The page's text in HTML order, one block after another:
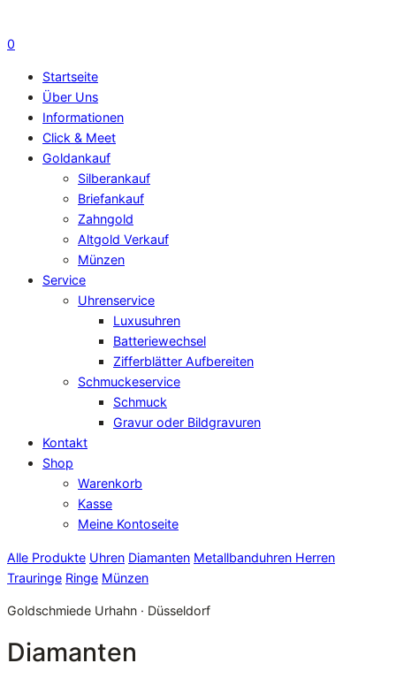
0
Startseite
Über Uns
Informationen
Click & Meet
Goldankauf
Silberankauf
Briefankauf
Zahngold
Altgold Verkauf
Münzen
Service
Uhrenservice
Luxusuhren
Batteriewechsel
Zifferblätter Aufbereiten
Schmuckeservice
Schmuck
Gravur oder Bildgravuren
Kontakt
Shop
Warenkorb
Kasse
Meine Kontoseite
Alle Produkte Uhren Diamanten Metallbanduhren Herren
Trauringe Ringe Münzen
Goldschmiede Urhahn · Düsseldorf
Diamanten